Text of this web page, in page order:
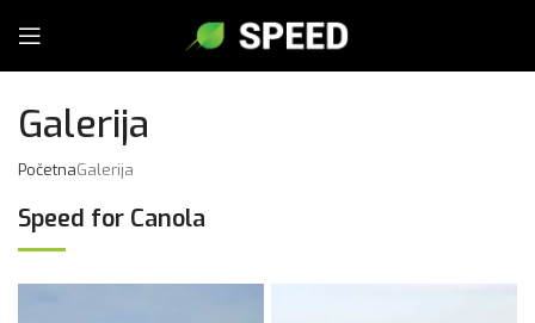
Galerija
PočetnaGalerija
Speed for Canola